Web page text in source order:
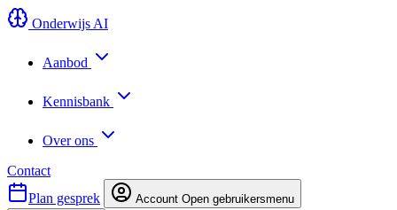
Onderwijs AI
Aanbod
Kennisbank
Over ons
Contact
Plan gesprek
Account Open gebruikersmenu